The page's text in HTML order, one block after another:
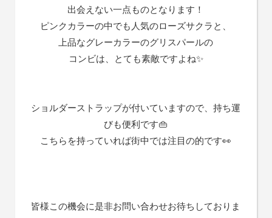
出会えない一点ものとなります！
ピンクカラーの中でも人気のローズサクラと、
上品なグレーカラーのグリスパールの
コンビは、とても素敵ですよね✨
ショルダーストラップが付いていますので、持ち運
びも便利です👜
こちらを持っていれば街中では注目の的です👀
皆様この機会に是非お問い合わせお待ちしておりま